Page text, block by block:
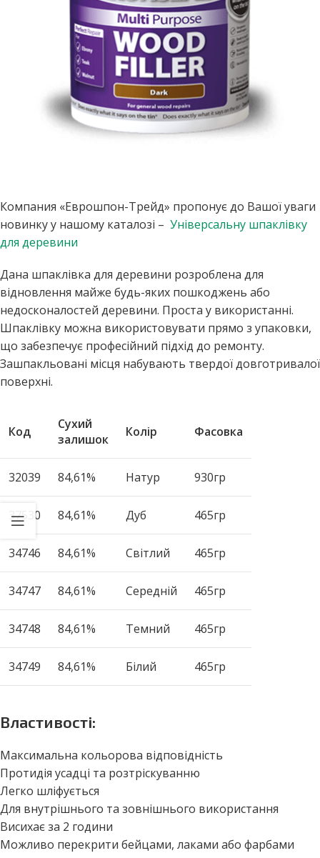
Компания «Еврошпон-Трейд» пропонує до Вашої уваги
новинку у нашому каталозі – Універсальну шпаклівку
для деревини
Дана шпаклівка для деревини розроблена для
відновлення майже будь-яких пошкоджень або
недосконалостей деревини. Проста у використанні.
Шпаклівку можна використовувати прямо з упаковки,
що забезпечує професійний підхід до ремонту.
Зашпакльовані місця набувають твердої довготривалої
поверхні.
Код
Сухий
залишок
Колір Фасовка
32039 84,61% Натур 930гр
37530 84,61% Дуб 465гр
34746 84,61% Світлий 465гр
34747 84,61% Середній 465гр
34748 84,61% Темний 465гр
34749 84,61% Білий 465гр
Властивості:
Максимальна кольорова відповідність
Протидія усадці та розтріскуванню
Легко шліфується
Для внутрішнього та зовнішнього використання
Висихає за 2 години
Можливо перекрити бейцами, лаками або фарбами